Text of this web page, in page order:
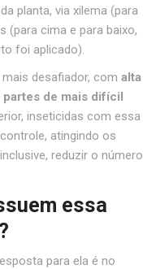
planta, via xilema (para
(para cima e para baixo,
foi aplicado).
desafiador, com alta
partes de mais difícil
inseticidas com essa
atingindo os
reduzir o número
essa
para ela é no